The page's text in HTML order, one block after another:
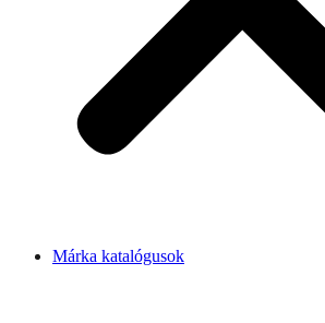
Márka katalógusok